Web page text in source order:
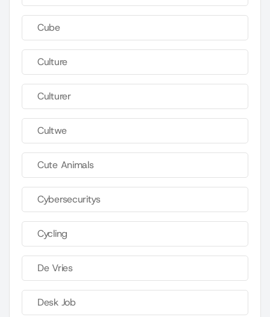
Cube
Culture
Culturer
Cultwe
Cute Animals
Cybersecuritys
Cycling
De Vries
Desk Job